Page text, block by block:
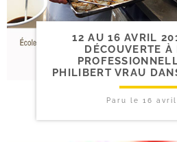
12 AU 16 AVRIL
DÉCOUVERTE À
PHILIBERT VRAU
Paru le 16 avril